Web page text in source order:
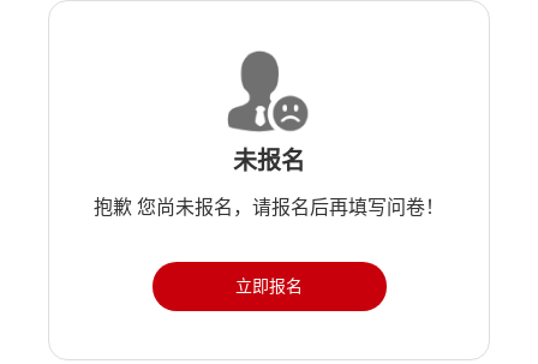
未报名
抱歉 您尚未报名，请报名后再填写问卷！
立即报名